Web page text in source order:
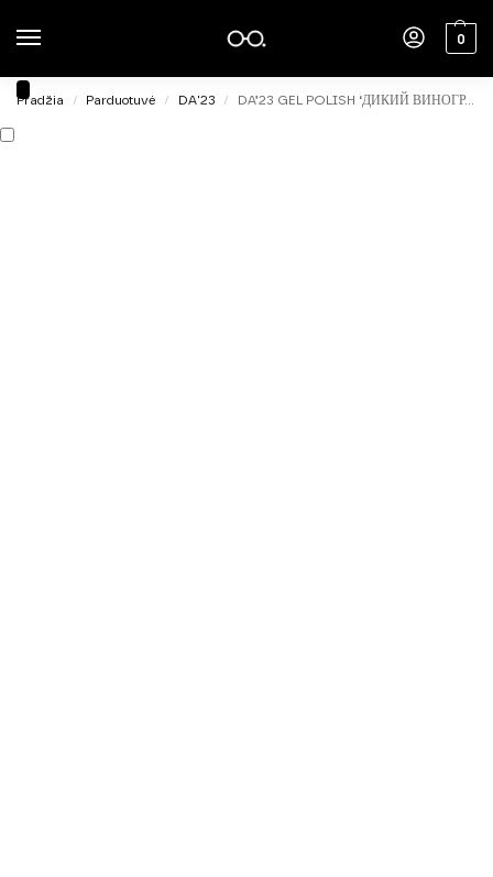
0
Pradžia / Parduotuvė / DA'23 / DA’23 GEL POLISH ‘ДИКИЙ ВИНОГРАД [WILD GRAPES], 14ml.